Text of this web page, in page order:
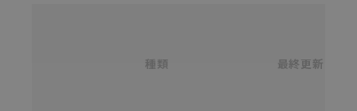
があります。改めて当サイトの掲載内容をご確認のう
種類 最終更新